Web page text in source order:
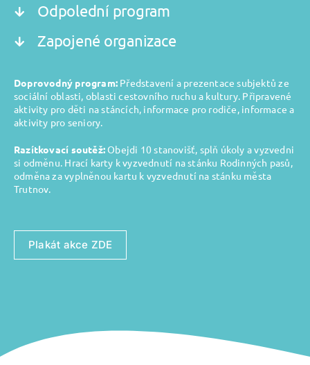
Odpolední program
Zapojené organizace
Doprovodný program:Představení a prezentace subjektů ze
sociální oblasti, oblasti cestovního ruchu a kultury. Připravené
aktivity pro děti na stáncích, informace pro rodiče, informace a
aktivity pro seniory.
Razítkovací soutěž:Obejdi 10 stanovišť, splň úkoly a vyzvedni
si odměnu. Hrací karty k vyzvednutí na stánku Rodinných pasů,
odměna za vyplněnou kartu k vyzvednutí na stánku města
Trutnov.
Plakát akce ZDE